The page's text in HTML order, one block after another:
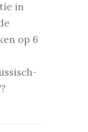
in
op 6